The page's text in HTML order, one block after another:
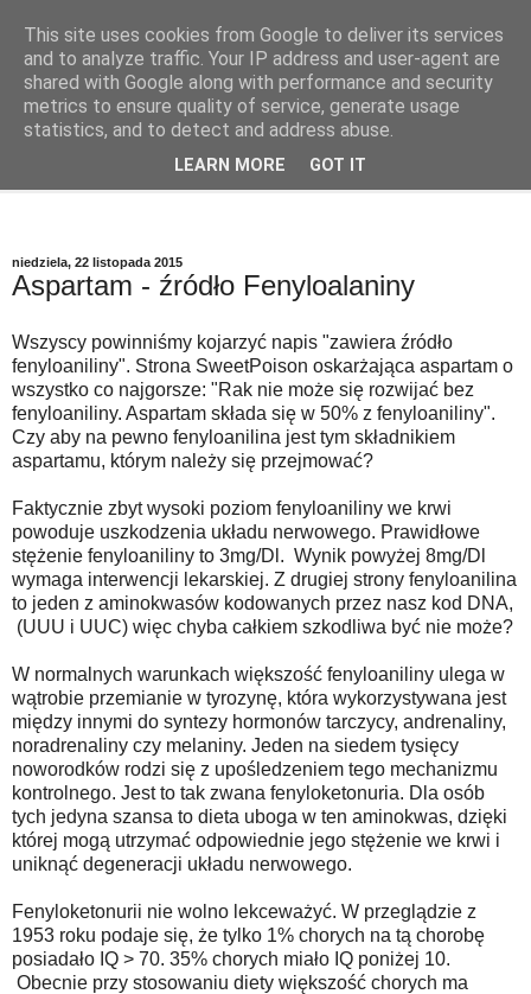
Szkodliwe Jedzenie
Szkodliwe substancje w codziennej żywności
niedziela, 22 listopada 2015
Aspartam - źródło Fenyloalaniny
Wszyscy powinniśmy kojarzyć napis "zawiera źródło
fenyloaniliny". Strona SweetPoison oskarżająca aspartam o
wszystko co najgorsze: "Rak nie może się rozwijać bez
fenyloaniliny. Aspartam składa się w 50% z fenyloaniliny".
Czy aby na pewno fenyloanilina jest tym składnikiem
aspartamu, którym należy się przejmować?
Faktycznie zbyt wysoki poziom fenyloaniliny we krwi
powoduje uszkodzenia układu nerwowego. Prawidłowe
stężenie fenyloaniliny to 3mg/Dl. Wynik powyżej 8mg/Dl
wymaga interwencji lekarskiej. Z drugiej strony fenyloanilina
to jeden z aminokwasów kodowanych przez nasz kod DNA,
(UUU i UUC) więc chyba całkiem szkodliwa być nie może?
W normalnych warunkach większość fenyloaniliny ulega w
wątrobie przemianie w tyrozynę, która wykorzystywana jest
między innymi do syntezy hormonów tarczycy, andrenaliny,
noradrenaliny czy melaniny. Jeden na siedem tysięcy
noworodków rodzi się z upośledzeniem tego mechanizmu
kontrolnego. Jest to tak zwana fenyloketonuria. Dla osób
tych jedyna szansa to dieta uboga w ten aminokwas, dzięki
której mogą utrzymać odpowiednie jego stężenie we krwi i
uniknąć degeneracji układu nerwowego.
Fenyloketonurii nie wolno lekceważyć. W przeglądzie z
1953 roku podaje się, że tylko 1% chorych na tą chorobę
posiadało IQ > 70. 35% chorych miało IQ poniżej 10.
Obecnie przy stosowaniu diety większość chorych ma
This site uses cookies from Google to deliver its services
and to analyze traffic. Your IP address and user-agent are
shared with Google along with performance and security
metrics to ensure quality of service, generate usage
statistics, and to detect and address abuse.
LEARN MORE GOT IT